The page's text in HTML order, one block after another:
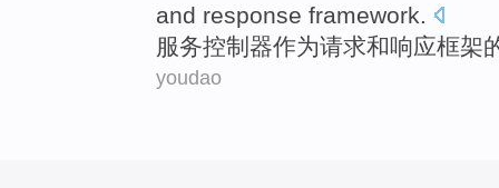
and response framework.
服务控制器作为请求和响应框架
youdao